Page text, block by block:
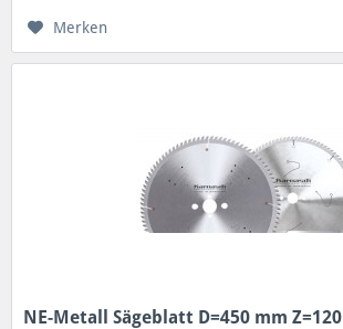
Merken
NE-Metall Sägeblatt D=450 mm Z=120